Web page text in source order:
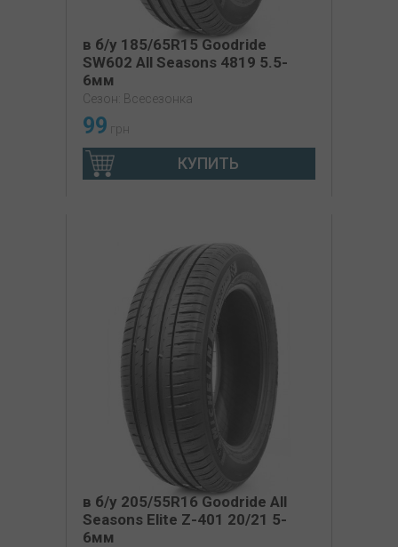
в б/у 185/65R15 Goodride
SW602 All Seasons 4819 5.5-
6мм
Сезон: Всесезонка
99 грн
КУПИТЬ
в б/у 205/55R16 Goodride All
Seasons Elite Z-401 20/21 5-
6мм